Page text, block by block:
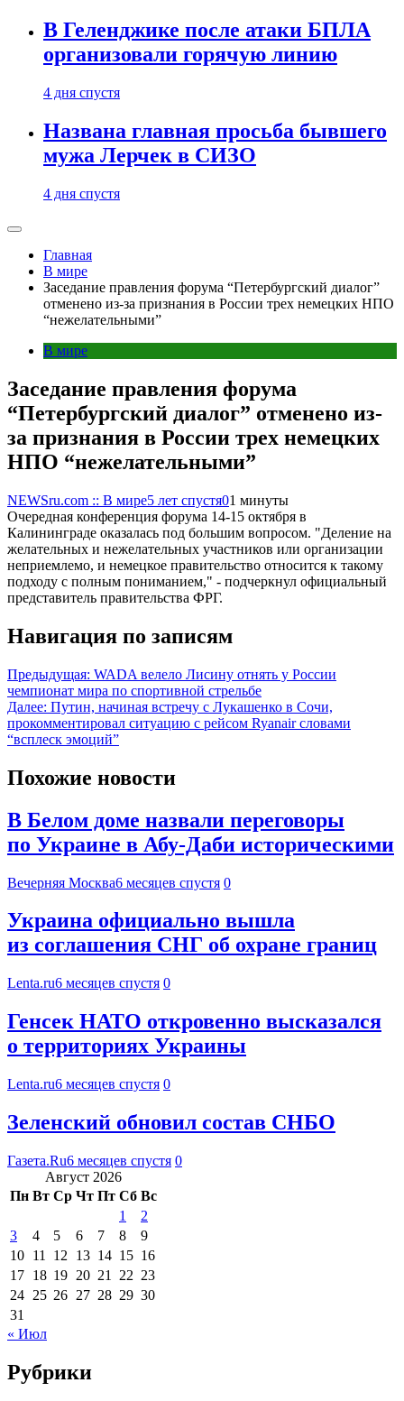
В Геленджике после атаки БПЛА
организовали горячую линию
4 дня спустя
Названа главная просьба бывшего
мужа Лерчек в СИЗО
4 дня спустя
Главная
В мире
Заседание правления форума “Петербургский диалог”
отменено из-за признания в России трех немецких НПО
“нежелательными”
В мире
Заседание правления форума
“Петербургский диалог” отменено из-
за признания в России трех немецких
НПО “нежелательными”
NEWSru.com :: В мире5 лет спустя01 минуты
Очередная конференция форума 14-15 октября в
Калининграде оказалась под большим вопросом. "Деление на
желательных и нежелательных участников или организации
неприемлемо, и немецкое правительство относится к такому
подходу с полным пониманием," - подчеркнул официальный
представитель правительства ФРГ.
Навигация по записям
Предыдущая: WADA велело Лисину отнять у России
чемпионат мира по спортивной стрельбе
Далее: Путин, начиная встречу с Лукашенко в Сочи,
прокомментировал ситуацию с рейсом Ryanair словами
“всплеск эмоций”
Похожие новости
В Белом доме назвали переговоры
по Украине в Абу-Даби историческими
Вечерняя Москва6 месяцев спустя 0
Украина официально вышла
из соглашения СНГ об охране границ
Lenta.ru6 месяцев спустя 0
Генсек НАТО откровенно высказался
о территориях Украины
Lenta.ru6 месяцев спустя 0
Зеленский обновил состав СНБО
Газета.Ru6 месяцев спустя 0
Август 2026
Пн Вт Ср Чт Пт Сб Вс
1
2
3
4 5 6 7 8
9
10 11 12 13 14 15 16
17 18 19 20 21 22 23
24 25 26 27 28 29 30
31
« Июл
Рубрики